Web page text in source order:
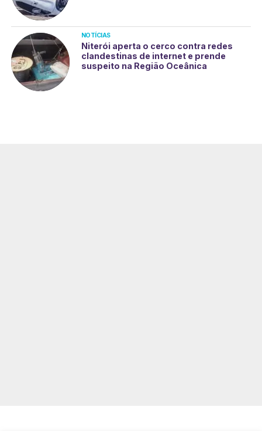
NOTÍCIAS
Niterói aperta o cerco contra redes
clandestinas de internet e prende
suspeito na Região Oceânica